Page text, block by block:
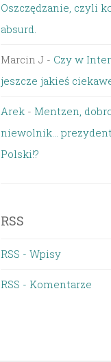
Oszczędzanie, czyli
absurd.
Marcin J - Czy w
jeszcze jakieś
Arek - Mentzen,
niewolnik…
Polski!?
RSS
RSS - Wpisy
RSS - Komentarze